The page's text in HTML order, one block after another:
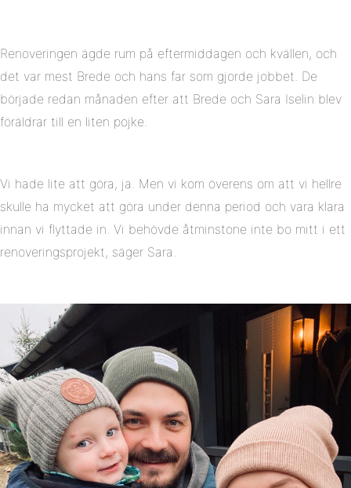
Renoveringen ägde rum på eftermiddagen och kvällen, och
det var mest Brede och hans far som gjorde jobbet. De
började redan månaden efter att Brede och Sara Iselin blev
föräldrar till en liten pojke.
Vi hade lite att göra, ja. Men vi kom överens om att vi hellre
skulle ha mycket att göra under denna period och vara klara
innan vi flyttade in. Vi behövde åtminstone inte bo mitt i ett
renoveringsprojekt, säger Sara.